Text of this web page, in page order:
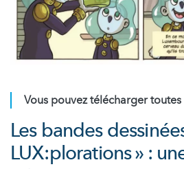
Vous pouvez télécharger toutes
Les bandes
LUX:plorations » :